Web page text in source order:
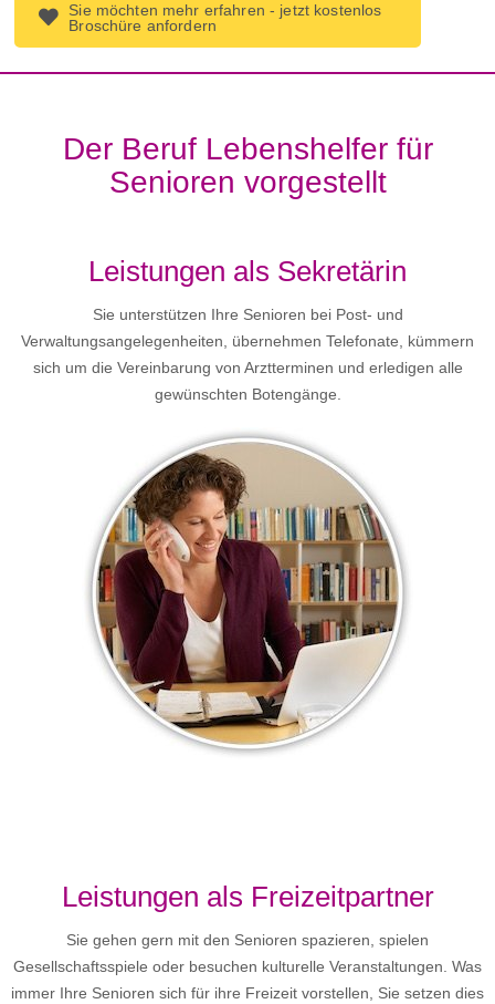
Sie möchten mehr erfahren - jetzt kostenlos
Broschüre anfordern
Der Beruf Lebenshelfer für
Senioren vorgestellt
Leistungen als Sekretärin
Sie unterstützen Ihre Senioren bei Post- und
Verwaltungsangelegenheiten, übernehmen Telefonate, kümmern
sich um die Vereinbarung von Arztterminen und erledigen alle
gewünschten Botengänge.
Leistungen als Freizeitpartner
Sie gehen gern mit den Senioren spazieren, spielen
Gesellschaftsspiele oder besuchen kulturelle Veranstaltungen. Was
immer Ihre Senioren sich für ihre Freizeit vorstellen, Sie setzen dies